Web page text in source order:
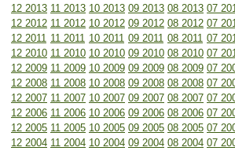
12 2013 11 2013 10 2013 09 2013 08 2013 07
12 2012 11 2012 10 2012 09 2012 08 2012 07
12 2011 11 2011 10 2011 09 2011 08 2011 07
12 2010 11 2010 10 2010 09 2010 08 2010 07
12 2009 11 2009 10 2009 09 2009 08 2009 07
12 2008 11 2008 10 2008 09 2008 08 2008 07
12 2007 11 2007 10 2007 09 2007 08 2007 07
12 2006 11 2006 10 2006 09 2006 08 2006 07
12 2005 11 2005 10 2005 09 2005 08 2005 07
12 2004 11 2004 10 2004 09 2004 08 2004 07